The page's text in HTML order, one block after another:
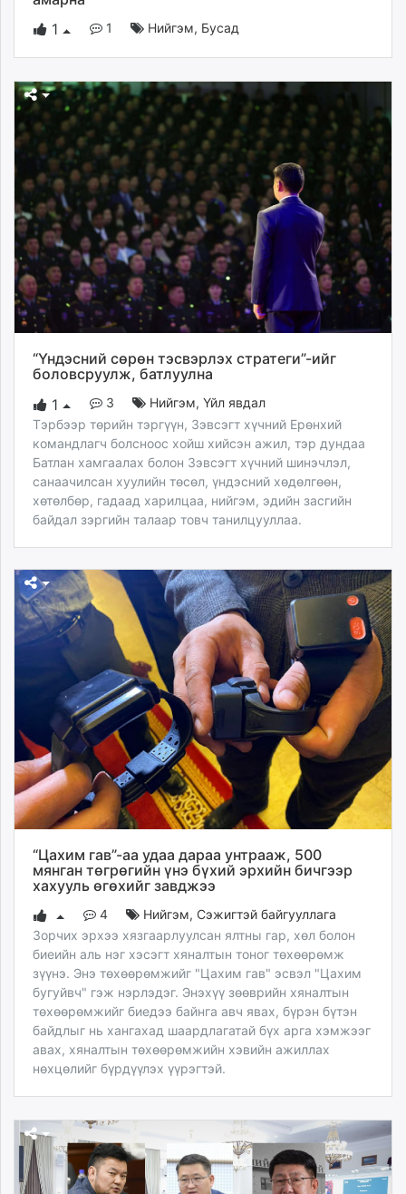
1
1 Нийгэм, Бусад
“Үндэсний сөрөн тэсвэрлэх стратеги”-ийг
боловсруулж, батлуулна
1
3 Нийгэм,Үйл явдал
Тэрбээр төрийн тэргүүн, Зэвсэгт хүчний Ерөнхий
командлагч болсноос хойш хийсэн ажил, тэр дундаа
Батлан хамгаалах болон Зэвсэгт хүчний шинэчлэл,
санаачилсан хуулийн төсөл, үндэсний хөдөлгөөн,
хөтөлбөр, гадаад харилцаа, нийгэм, эдийн засгийн
байдал зэргийн талаар товч танилцууллаа.
“Цахим гав”-аа удаа дараа унтрааж, 500
мянган төгрөгийн үнэ бүхий эрхийн бичгээр
хахууль өгөхийг завджээ
4 Нийгэм, Сэжигтэй байгууллага
Зорчих эрхээ хязгаарлуулсан ялтны гар, хөл болон
биеийн аль нэг хэсэгт хяналтын тоног төхөөрөмж
зүүнэ. Энэ төхөөрөмжийг "Цахим гав" эсвэл "Цахим
бугуйвч" гэж нэрлэдэг. Энэхүү зөөврийн хяналтын
төхөөрөмжийг биедээ байнга авч явах, бүрэн бүтэн
байдлыг нь хангахад шаардлагатай бүх арга хэмжээг
авах, хяналтын төхөөрөмжийн хэвийн ажиллах
нөхцөлийг бүрдүүлэх үүрэгтэй.